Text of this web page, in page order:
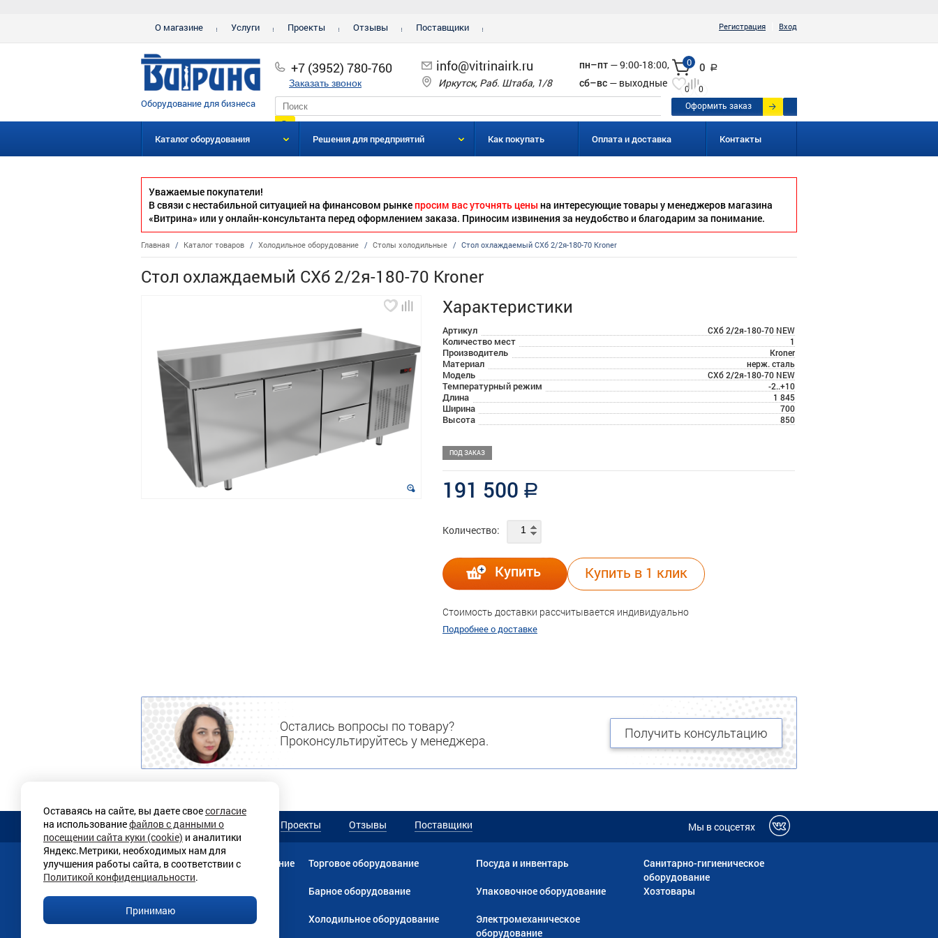
Оставаясь на сайте, вы даете своесогласие
на использованиефайлов с данными о
посещении сайта куки (cookie) и аналитики
Яндекс.Метрики, необходимых нам для
улучшения работы сайта, в соответствии с
Политикой конфиденциальности.
Принимаю
О магазине Услуги Проекты Отзывы Поставщики Регистрация Вход
Оборудование для бизнеса
+7 (3952) 780-760
Заказать звонок
info@vitrinairk.ru
Иркутск, Раб. Штаба, 1/8
пн–пт — 9:00-18:00,
сб–вс — выходные
0 0 a
0
0
Оформить заказ
Каталог оборудования Решения для предприятий Как покупать Оплата и доставка Контакты
Уважаемые покупатели!
В связи с нестабильной ситуацией на финансовом рынкепросим вас уточнять цены на интересующие товары у менеджеров магазина
«Витрина» или у онлайн-консультанта перед оформлением заказа. Приносим извинения за неудобство и благодарим за понимание.
Главная / Каталог товаров / Холодильное оборудование / Столы холодильные / Стол охлаждаемый СХб 2/2я-180-70 Kroner
Стол охлаждаемый СХб 2/2я-180-70 Kroner
Характеристики
Артикул СХб 2/2я-180-70 NEW
Количество мест 1
Производитель Kroner
Материал нерж. сталь
Модель СХб 2/2я-180-70 NEW
Температурный режим -2..+10
Длина 1 845
Ширина 700
Высота 850
ПОД ЗАКАЗ
191 500 a
Количество:
Купить Купить в 1 клик
Стоимость доставки рассчитывается индивидуально
Подробнее о доставке
Остались вопросы по товару?
Проконсультируйтесь у менеджера.
Получить консультацию
О магазине Услуги Проекты Отзывы Поставщики Мы в соцсетях
МебельПрачечное оборудование
Линии раздачи
Торговое оборудование
Барное оборудование
Холодильное оборудование
Посуда и инвентарь
Упаковочное оборудование
Электромеханическое
оборудование
Санитарно-гигиеническое
оборудование
Хозтовары